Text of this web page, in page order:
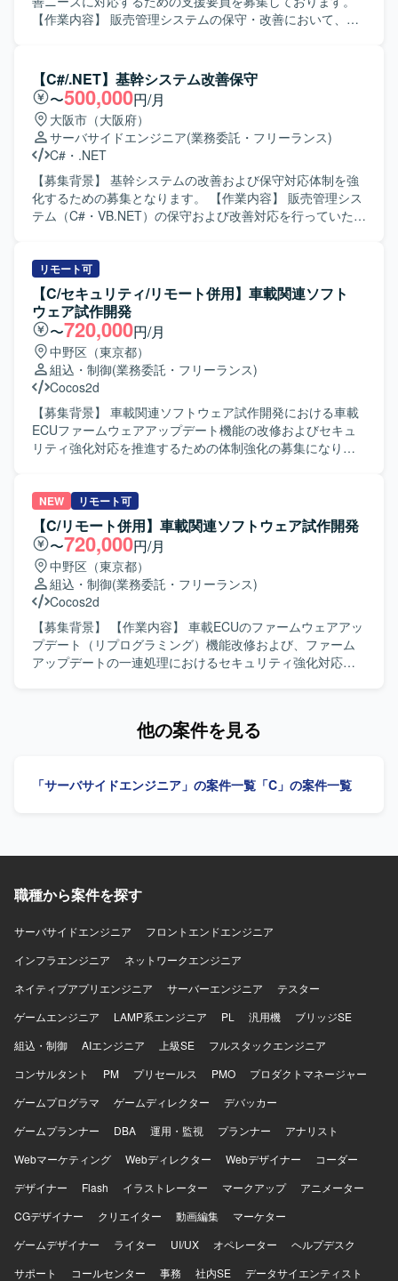
す。チームメンバーと連携しながら、自ら課題を抽出し改
で、ドライバー向けの情報提示やエンタメ機能などユーザ
ー体験に直結する機能開発に携わることができます。車載
ネットワークや各種通信プロトコルに触れながら、組込み
エンジニアとしての専門性を高めていただけます。 【開発
環境】 開発言語はC言語を用い、対象製品は車載メーター
ECUとなります。通信プロトコルとしてCAN、LIN、車載
Ethernetなどを使用し、V字開発モデルに基づいて開発を進
めております。
【作業内容】 販売管理システムの保守・改善において、要
規機能追加などを行っていただきます。 【求める人物像】
主体的に業務を推進し、前向きかつ柔軟に対応できる方を
求めております。 【ポジションの魅力】 上流工程からリリ
ースまで一連の工程に携わることができ、基幹系システム
の保守・改善を通じて業務知識と開発スキルの双方を高め
ていただけます。 【開発環境】 C#.NET、VB.NETを用いた
販売管理システムの開発・保守環境となります。
【C#/.NET】基幹システム改善保守
〜500,000円/月
大阪市（大阪府）
サーバサイドエンジニア(業務委託・フリーランス)
C# ・ .NET
【募集背景】 基幹システムの改善および保守対応体制を強
化するための募集となります。 【作業内容】 販売管理シス
テム（C#・VB.NET）の保守および改善対応を行っていただ
的かつ主体的に行動できる方を求めています。前向きで柔
軟な思考を持ち、状況に応じて自ら考えて動ける方です。
【ポジションの魅力】 基幹系販売管理システムの保守・改
善を通じて、業務知識と開発スキルを一体的に高めていく
ことができます。上流からリリースまで一貫して関われる
ため、システム全体の流れを把握しながらスキルアップし
ていただけます。 【開発環境】 C#.NET、VB.NET を用い
た販売管理システムの開発・保守環境となります。
リモート可
【C/セキュリティ/リモート併用】車載関連ソフト
ウェア試作開発
〜720,000円/月
中野区（東京都）
組込・制御(業務委託・フリーランス)
Cocos2d
【募集背景】 車載関連ソフトウェア試作開発における車載
ECUファームウェアアップデート機能の改修およびセキュ
リティ強化対応を推進するための体制強化の募集になりま
能改修およびファームアップデートの一連処理におけるセ
キュリティ強化対応をご担当いただきます。既存の診断機
能の対応、リプロプログラムの改修、セキュリティ対応向
けライブラリの組み込みやポーティング、各種評価(単体/結
合/システム)および各種ドキュメント作成(設計書/テスト仕
様書兼報告書/マニュアル他)を実施いただきます。 【求め
る人物像】 報告・連絡・相談および提案を主体的に行い、
自身の進捗管理をしっかり行える方を求めています。スピ
ード感と責任感を持って業務に取り組み、コミュニケーシ
ョンを円滑に進められる方が望ましいです。 【ポジション
の開発経験を活かしつつ、ISO/SAE 21434対応など車載セ
み開発環境を想定しています。RedmineやJIRA等を用いた
NEW リモート可
【C/リモート併用】車載関連ソフトウェア試作開発
〜720,000円/月
中野区（東京都）
組込・制御(業務委託・フリーランス)
Cocos2d
【募集背景】 【作業内容】 車載ECUのファームウェアアッ
プデート（リプログラミング）機能改修および、ファーム
アップデートの一連処理におけるセキュリティ強化対応を
像】 報告・連絡・相談および提案を行い、自身の進捗を管
ァームウェアアップデートおよびセキュリティ強化に関す
他の案件を見る
「サーバサイドエンジニア」の案件一覧 「C」の案件一覧
職種から案件を探す
サーバサイドエンジニア
フロントエンドエンジニア
インフラエンジニア
ネットワークエンジニア
ネイティブアプリエンジニア
サーバーエンジニア
テスター
ゲームエンジニア
LAMP系エンジニア PL 汎用機
ブリッジSE
組込・制御
AIエンジニア 上級SE
フルスタックエンジニア
コンサルタント
PM プリセールス PMO
プロダクトマネージャー
ゲームプログラマ
ゲームディレクター
デバッカー
ゲームプランナー
DBA 運用・監視 プランナー
アナリスト
Webマーケティング
Webディレクター Webデザイナー
コーダー
デザイナー
Flash イラストレーター マークアップ
アニメーター
CGデザイナー
クリエイター 動画編集
マーケター
ゲームデザイナー
ライター UI/UX オペレーター
ヘルプデスク
サポート
コールセンター 事務 社内SE
データサイエンティスト